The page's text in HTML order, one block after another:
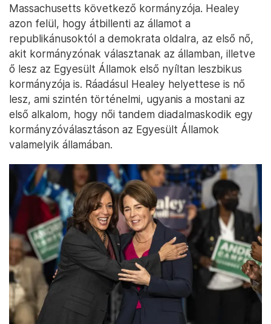
Massachusetts következő kormányzója. Healey
azon felül, hogy átbillenti az államot a
republikánusoktól a demokrata oldalra, az első nő,
akit kormányzónak választanak az államban, illetve
ő lesz az Egyesült Államok első nyíltan leszbikus
kormányzója is. Ráadásul Healey helyettese is nő
lesz, ami szintén történelmi, ugyanis a mostani az
első alkalom, hogy női tandem diadalmaskodik egy
kormányzóválasztáson az Egyesült Államok
valamelyik államában.